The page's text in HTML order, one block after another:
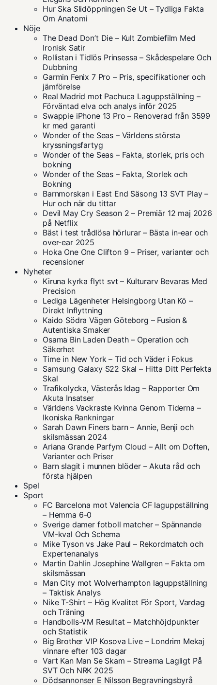
Hur Ska Slidöppningen Se Ut – Tydliga Fakta
Om Anatomi
Nöje
The Dead Don’t Die – Kult Zombiefilm Med
Ironisk Satir
Rollistan i Tidlös Prinsessa – Skådespelare Och
Dubbning
Garmin Fenix 7 Pro – Pris, specifikationer och
jämförelse
Real Madrid mot Pachuca Laguppställning –
Förväntad elva och analys inför 2025
Swappie iPhone 13 Pro – Renoverad från 3599
kr med garanti
Wonder of the Seas – Världens största
kryssningsfartyg
Wonder of the Seas – Fakta, storlek, pris och
bokning
Wonder of the Seas – Fakta, Storlek och
Bokning
Barnmorskan i East End Säsong 13 SVT Play –
Hur och när du tittar
Devil May Cry Season 2 – Premiär 12 maj 2026
på Netflix
Bäst i test trådlösa hörlurar – Bästa in-ear och
over-ear 2025
Hoka One One Clifton 9 – Priser, varianter och
recensioner
Nyheter
Kiruna kyrka flytt svt – Kulturarv Bevaras Med
Precision
Lediga Lägenheter Helsingborg Utan Kö –
Direkt Inflyttning
Kaido Södra Vägen Göteborg – Fusion &
Autentiska Smaker
Osama Bin Laden Death – Operation och
Säkerhet
Time in New York – Tid och Väder i Fokus
Samsung Galaxy S22 Skal – Hitta Ditt Perfekta
Skal
Trafikolycka, Västerås Idag – Rapporter Om
Akuta Insatser
Världens Vackraste Kvinna Genom Tiderna –
Ikoniska Rankningar
Sarah Dawn Finers barn – Annie, Benji och
skilsmässan 2024
Ariana Grande Parfym Cloud – Allt om Doften,
Varianter och Priser
Barn slagit i munnen blöder – Akuta råd och
första hjälpen
Spel
Sport
FC Barcelona mot Valencia CF laguppställning
– Hemma 6-0
Sverige damer fotboll matcher – Spännande
VM-kval Och Schema
Mike Tyson vs Jake Paul – Rekordmatch och
Expertenanalys
Martin Dahlin Josephine Wallgren – Fakta om
skilsmässan
Man City mot Wolverhampton laguppställning
– Taktisk Analys
Nike T-Shirt – Hög Kvalitet För Sport, Vardag
och Träning
Handbolls-VM Resultat – Matchhöjdpunkter
och Statistik
Big Brother VIP Kosova Live – Londrim Mekaj
vinnare efter 103 dagar
Vart Kan Man Se Skam – Streama Lagligt På
SVT Och NRK 2025
Dödsannonser E Nilsson Begravningsbyrå